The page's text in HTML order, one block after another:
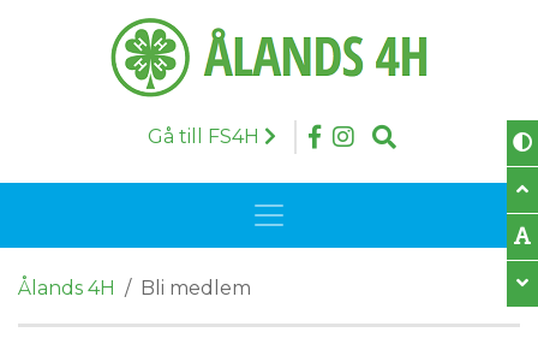
Skip to content
Gå till FS4H Follow us on
Följ oss på
Search
Toggle navigation
Ålands 4H / Bli medlem